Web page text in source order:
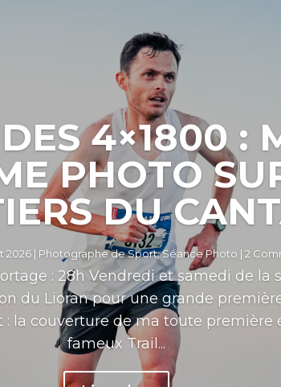
4×1800 :
PHOTO
DU
2026| Photographe de Sport,Séance Photo | 2
: 28h Vendredi et samedi de la
du Lioran pour une grande
la couverture de ma toute première
fameux Trail...